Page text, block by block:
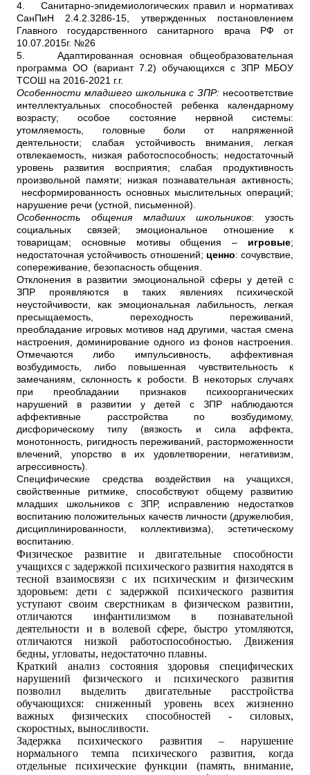
4.
Санитарно-эпидемиологических правил и нормативах
СанПиН 2.4.2.3286-15, утвержденных постановлением
Главного государственного санитарного врача РФ от
10.07.2015г. №26
5.
Адаптированная основная общеобразовательная
программа ОО (вариант 7.2) обучающихся с ЗПР МБОУ
ТСОШ на 2016-2021 г.г.
Особенности младшего школьника с ЗПР: несоответствие
интеллектуальных способностей ребенка календарному
возрасту; особое состояние нервной системы:
утомляемость, головные боли от напряженной
деятельности; слабая устойчивость внимания, легкая
отвлекаемость, низкая работоспособность; недостаточный
уровень развития восприятия; слабая продуктивность
произвольной памяти; низкая познавательная активность;
несформированность основных мыслительных операций;
нарушение речи (устной, письменной).
Особенность общения младших школьников: узость
социальных связей; эмоциональное отношение к
товарищам; основные мотивы общения – игровые;
недостаточная устойчивость отношений; ценно: сочувствие,
сопереживание, безопасность общения.
Отклонения в развитии эмоциональной сферы у детей с
ЗПР проявляются в таких явлениях психической
неустойчивости, как эмоциональная лабильность, легкая
пресыщаемость, переходность переживаний,
преобладание игровых мотивов над другими, частая смена
настроения, доминирование одного из фонов настроения.
Отмечаются либо импульсивность, аффективная
возбудимость, либо повышенная чувствительность к
замечаниям, склонность к робости. В некоторых случаях
при преобладании признаков психоорганических
нарушений в развитии у детей с ЗПР наблюдаются
аффективные расстройства по возбудимому,
дисфорическому типу (вязкость и сила аффекта,
монотонность, ригидность переживаний, расторможенности
влечений, упорство в их удовлетворении, негативизм,
агрессивность).
Специфические средства воздействия на учащихся,
свойственные ритмике, способствуют общему развитию
младших школьников с ЗПР, исправлению недостатков
воспитанию положительных качеств личности (дружелюбия,
дисциплинированности, коллективизма), эстетическому
воспитанию.
Физическое развитие и двигательные способности
учащихся с задержкой психического развития находятся в
тесной взаимосвязи с их психическим и физическим
здоровьем: дети с задержкой психического развития
уступают своим сверстникам в физическом развитии,
отличаются инфантилизмом в познавательной
деятельности и в волевой сфере, быстро утомляются,
отличаются низкой работоспособностью. Движения
бедны, угловаты, недостаточно плавны.
Краткий анализ состояния здоровья специфических
нарушений физического и психического развития
позволил выделить двигательные расстройства
обучающихся: сниженный уровень всех жизненно
важных физических способностей - силовых,
скоростных, выносливости.
Задержка психического развития – нарушение
нормального темпа психического развития, когда
отдельные психические функции (память, внимание,